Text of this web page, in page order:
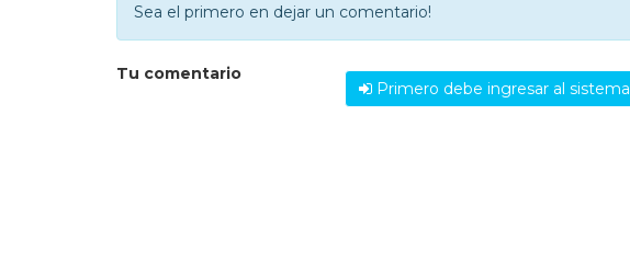
Sea el primero en dejar un comentario!
Tu comentario
Primero debe ingresar al sistema